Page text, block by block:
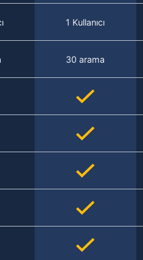
1 Kullanıcı
30 arama